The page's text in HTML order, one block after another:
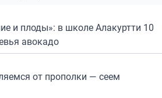
и плоды»: в школе Алакуртти 10
авокадо
от прополки — сеем